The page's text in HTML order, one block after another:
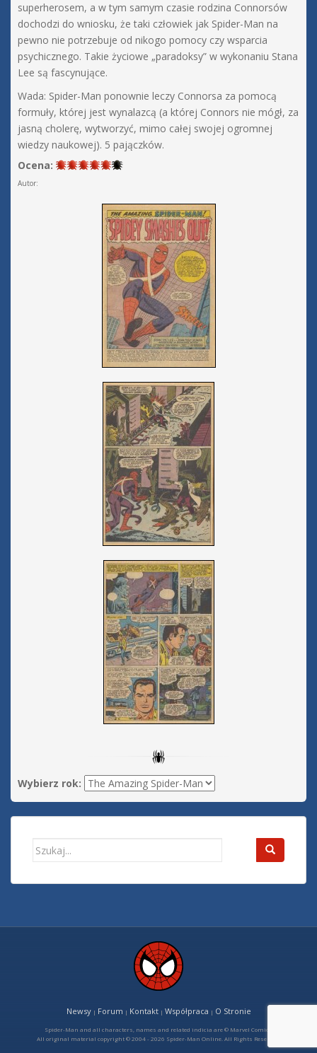
superherosem, a w tym samym czasie rodzina Connorsów
dochodzi do wniosku, że taki człowiek jak Spider-Man na
pewno nie potrzebuje od nikogo pomocy czy wsparcia
psychicznego. Takie życiowe „paradoksy” w wykonaniu Stana
Lee są fascynujące.
Wada: Spider-Man ponownie leczy Connorsa za pomocą
formuły, której jest wynalazcą (a której Connors nie mógł, za
jasną cholerę, wytworzyć, mimo całej swojej ogromnej
wiedzy naukowej). 5 pajączków.
Ocena:
Autor:
Wybierz rok:
Search
Newsy| Forum | Kontakt| Współpraca | O Stronie
Spider-Man and all characters, names and related indicia are © Marvel Comics
All original material copyright © 2004 - 2026 Spider-Man Online. All Rights Reserved.